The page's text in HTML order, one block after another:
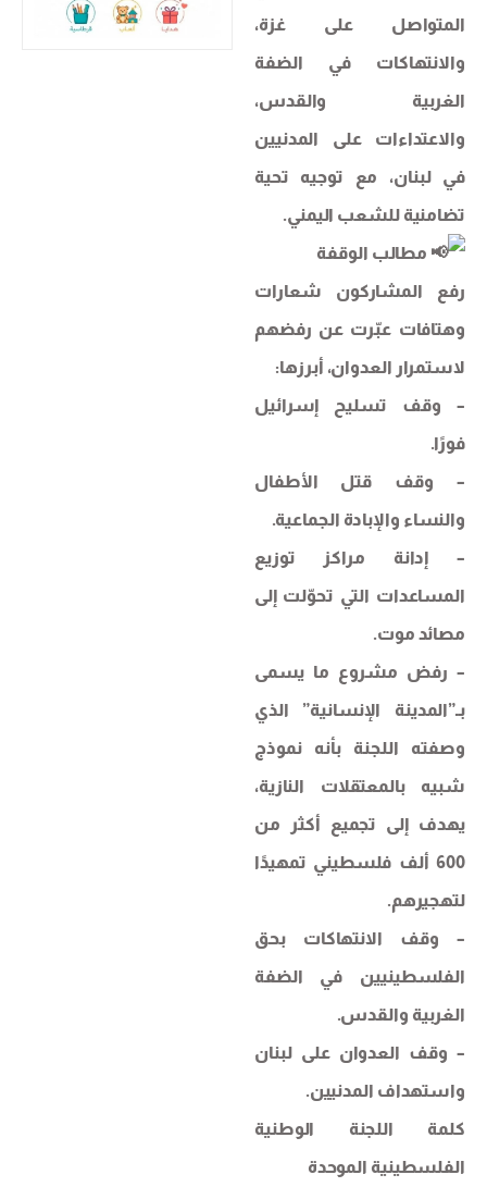
المتواصل على غزة،
والانتهاكات في الضفة
الغربية والقدس،
والاعتداءات على المدنيين
في لبنان، مع توجيه تحية
تضامنية للشعب اليمني.
مطالب الوقفة
رفع المشاركون شعارات
وهتافات عبّرت عن رفضهم
لاستمرار العدوان، أبرزها:
– وقف تسليح إسرائيل
فورًا.
– وقف قتل الأطفال
والنساء والإبادة الجماعية.
– إدانة مراكز توزيع
المساعدات التي تحوّلت إلى
مصائد موت.
– رفض مشروع ما يسمى
بـ”المدينة الإنسانية” الذي
وصفته اللجنة بأنه نموذج
شبيه بالمعتقلات النازية،
يهدف إلى تجميع أكثر من
600 ألف فلسطيني تمهيدًا
لتهجيرهم.
– وقف الانتهاكات بحق
الفلسطينيين في الضفة
الغربية والقدس.
– وقف العدوان على لبنان
واستهداف المدنيين.
كلمة اللجنة الوطنية
الفلسطينية الموحدة